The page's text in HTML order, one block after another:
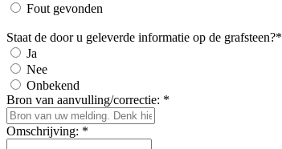
Fout gevonden
Staat de door u geleverde informatie op de grafsteen?*
Ja
Nee
Onbekend
Bron van aanvulling/correctie: *
Omschrijving: *